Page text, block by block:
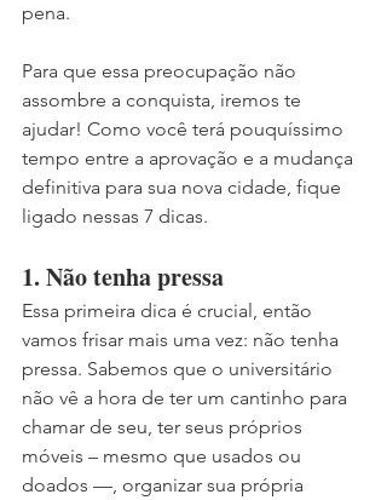
pena.
Para que essa preocupação não
assombre a conquista, iremos te
ajudar! Como você terá pouquíssimo
tempo entre a aprovação e a mudança
definitiva para sua nova cidade, fique
ligado nessas 7 dicas.
1. Não tenha pressa
Essa primeira dica é crucial, então
vamos frisar mais uma vez: não tenha
pressa. Sabemos que o universitário
não vê a hora de ter um cantinho para
chamar de seu, ter seus próprios
móveis – mesmo que usados ou
doados —, organizar sua própria